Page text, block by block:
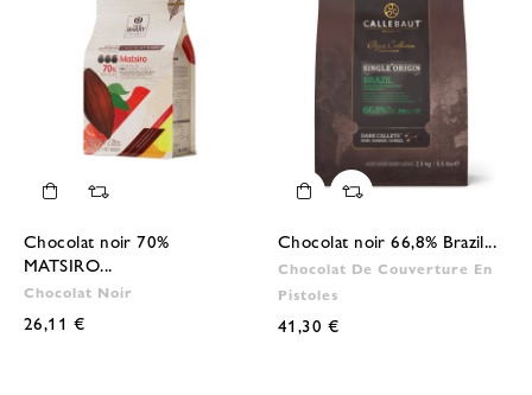
Chocolat noir 70%
MATSIRO...
Chocolat Noir
26,11 €
Chocolat noir 66,8% Brazil...
Chocolat De Couverture En
Pistoles
41,30 €